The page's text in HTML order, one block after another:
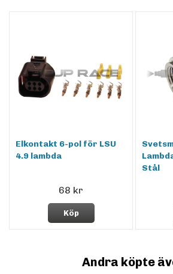
Elkontakt 6-pol för LSU
4.9 lambda
68 kr
Köp
Stål
Andra köpte